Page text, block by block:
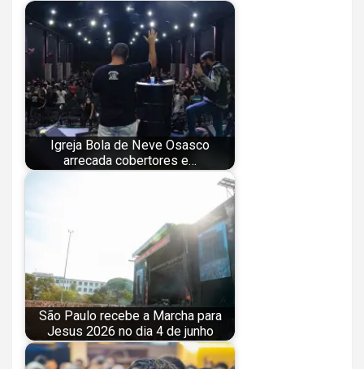
Igreja Bola de Neve Osasco
arrecada cobertores e…
São Paulo recebe a Marcha para
Jesus 2026 no dia 4 de junho